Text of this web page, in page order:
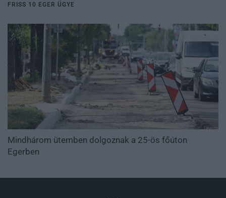
FRISS 10 EGER ÜGYE
Mindhárom ütemben dolgoznak a 25-ös főúton
Egerben